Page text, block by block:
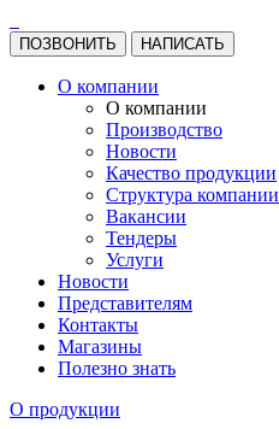
ПОЗВОНИТЬ НАПИСАТЬ
О компании
О компании
Производство
Новости
Качество продукции
Структура компании
Вакансии
Тендеры
Услуги
Новости
Представителям
Контакты
Магазины
Полезно знать
О продукции